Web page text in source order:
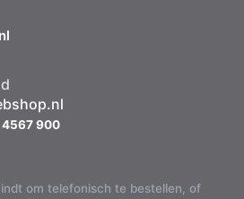
900
om telefonisch te bestellen, of